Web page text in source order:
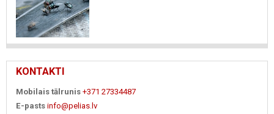
KONTAKTI
Mobilais tālrunis +371 27334487
E-pasts info@pelias.lv